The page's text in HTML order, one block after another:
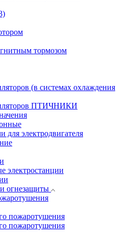
тормозом
(в системах охлаждения
ПТИЧНИКИ
для электродвигателя
электростанции
огнезащиты
пожаротушения
пожаротушения